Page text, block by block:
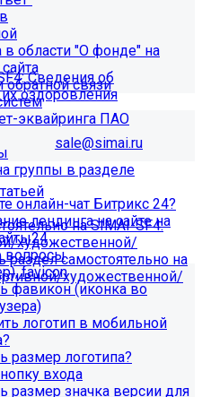
детей и их
Сведения об
оздоровления
обратиться в
почте sale@simai.ru
на SIMAI-SF4:
художественной/
раздел самостоятельно на
художественной/
ошибки
вашу лицензию не входит
об образовательной
в области "О фонде" на
связи
эквайринга ПАО
группы в разделе
онлайн-чат Битрикс 24?
лендинга на сайте на
вопросы
favicon
фавикон (иконка во
логотип в мобильной
размер логотипа?
входа
размер значка версии для